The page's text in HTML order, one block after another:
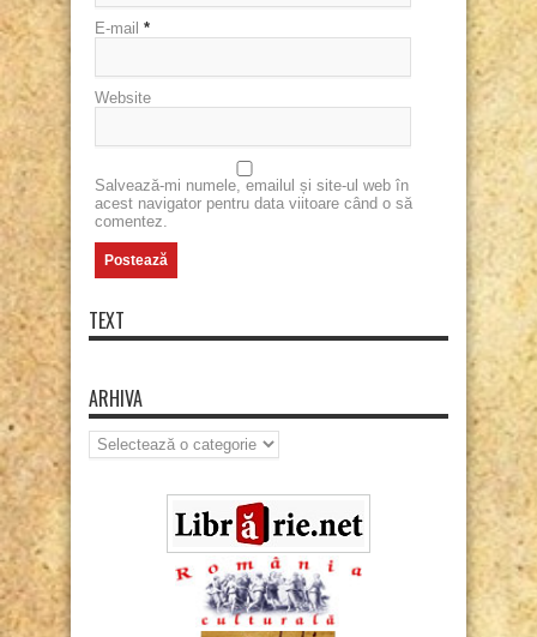
E-mail *
Website
Salvează-mi numele, emailul și site-ul web în
acest navigator pentru data viitoare când o să
comentez.
TEXT
ARHIVA
Arhiva